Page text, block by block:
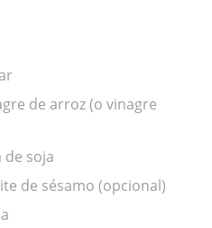
de arroz (o vinagre
de soja
de sésamo (opcional)